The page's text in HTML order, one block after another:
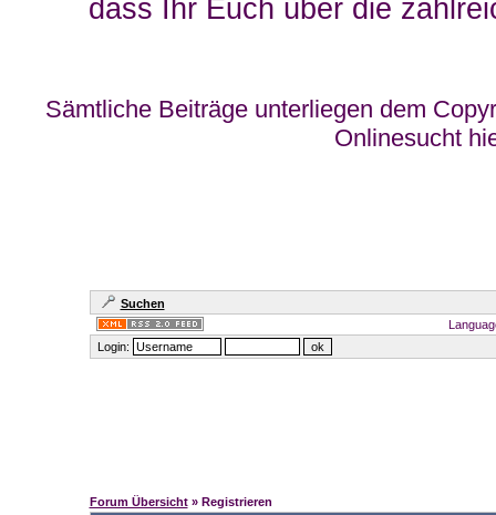
dass Ihr Euch über die
Sämtliche Beiträge unterliegen dem
Onlinesucht
Suchen
Login:
Forum Übersicht» Registrieren